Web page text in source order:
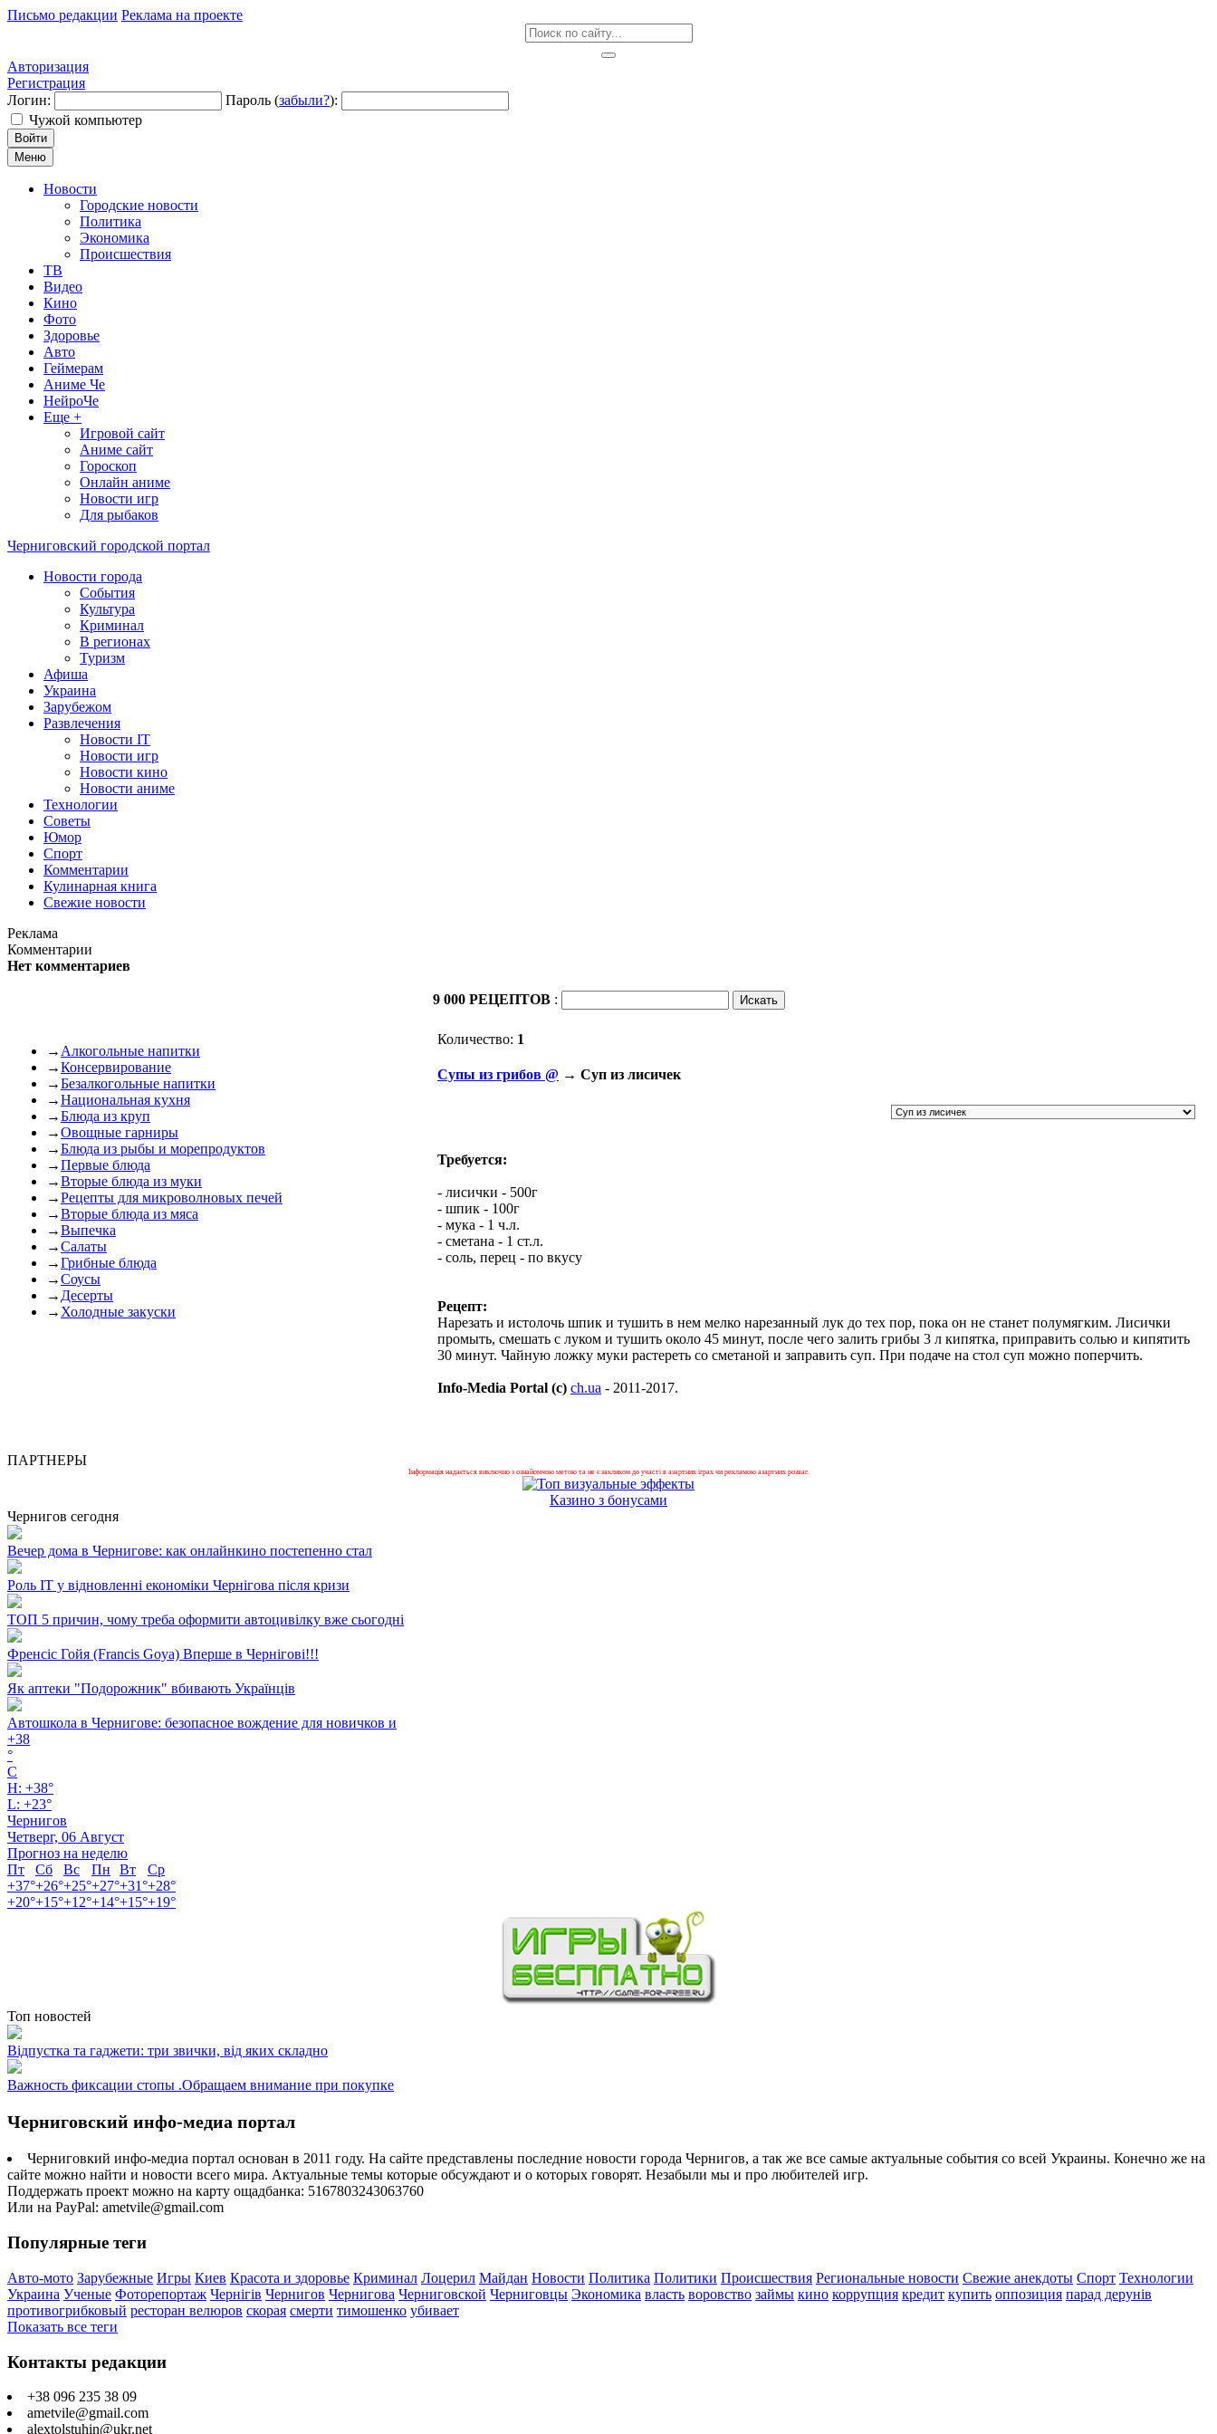
Письмо редакции Реклама на проекте
Авторизация
Регистрация
Логин:
Пароль (забыли?):
Чужой компьютер
Войти
Меню
Новости
Городские новости
Политика
Экономика
Происшествия
ТВ
Видео
Кино
Фото
Здоровье
Авто
Геймерам
Аниме Че
НейроЧе
Еще +
Игровой сайт
Аниме сайт
Гороскоп
Онлайн аниме
Новости игр
Для рыбаков
Черниговский городской портал
Новости города
События
Культура
Криминал
В регионах
Туризм
Афиша
Украина
Зарубежом
Развлечения
Новости IT
Новости игр
Новости кино
Новости аниме
Технологии
Советы
Юмор
Спорт
Комментарии
Кулинарная книга
Свежие новости
Реклама
Комментарии
Нет комментариев
9 000 РЕЦЕПТОВ :
→ Алкогольные напитки
→Консервирование
→Безалкогольные напитки
→Национальная кухня
→Блюда из круп
→Овощные гарниры
→Блюда из рыбы и морепродуктов
→Первые блюда
→Вторые блюда из муки
→Рецепты для микроволновых печей
→Вторые блюда из мяса
→Выпечка
→Салаты
→Грибные блюда
→Соусы
→ Десерты
→ Холодные закуски
Количество: 1
Cупы из грибов @ → Суп из лисичек
Требуется:
- лисички - 500г
- шпик - 100г
- мука - 1 ч.л.
- сметана - 1 ст.л.
- соль, перец - по вкусу
Рецепт:
Нарезать и истолочь шпик и тушить в нем мелко нарезанный лук до тех пор, пока он не станет полумягким. Лисички
промыть, смешать с луком и тушить около 45 минут, после чего залить грибы 3 л кипятка, приправить солью и кипятить
30 минут. Чайную ложку муки растереть со сметаной и заправить суп. При подаче на стол суп можно поперчить.
Info-Media Portal (c) ch.ua - 2011-2017.
ПАРТНЕРЫ
Інформація надається виключно з ознайомчою метою та не є закликом до участі в азартних іграх чи рекламою азартних розваг.
Казино з бонусами
Чернигов сегодня
Вечер дома в Чернигове: как онлайнкино постепенно стал
Роль ІТ у відновленні економіки Чернігова після кризи
ТОП 5 причин, чому треба оформити автоцивілку вже сьогодні
Френсіс Гойя (Francis Goya) Вперше в Чернігові!!!
Як аптеки "Подорожник" вбивають Українців
Автошкола в Чернигове: безопасное вождение для новичков и
+38
°
C
H: +38°
L: +23°
Чернигов
Четверг, 06 Август
Прогноз на неделю
Пт
Сб Вс Пн Вт
Ср
+37°+26°+25°+27°+31°+28°
+20°+15°+12°+14°+15°+19°
Топ новостей
Відпустка та гаджети: три звички, від яких складно
Важность фиксации стопы .Обращаем внимание при покупке
Черниговский инфо-медиа портал
Черниговкий инфо-медиа портал основан в 2011 году. На сайте представлены последние новости города Чернигов, а так же все самые актуальные события со всей Украины. Конечно же на
сайте можно найти и новости всего мира. Актуальные темы которые обсуждают и о которых говорят. Незабыли мы и про любителей игр.
Поддержать проект можно на карту ощадбанка: 5167803243063760
Или на PayPal: ametvile@gmail.com
Популярные теги
Авто-мото Зарубежные Игры Киев Красота и здоровье Криминал Лоцерил Майдан Новости Политика Политики Происшествия Региональные новости Свежие анекдоты Спорт Технологии
Украина Ученые Фоторепортаж Чернігів Чернигов Чернигова Черниговской Черниговцы Экономика власть воровство займы кино коррупция кредит купить оппозиция парад дерунів
противогрибковый ресторан велюров скорая смерти тимошенко убивает
Показать все теги
Контакты редакции
+38 096 235 38 09
ametvile@gmail.com
alextolstuhin@ukr.net